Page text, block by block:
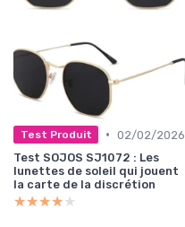
Test Produit • 02/02/2026
Test SOJOS SJ1072 : Les
lunettes de soleil qui jouent
la carte de la discrétion
★★★★★
★★★★★